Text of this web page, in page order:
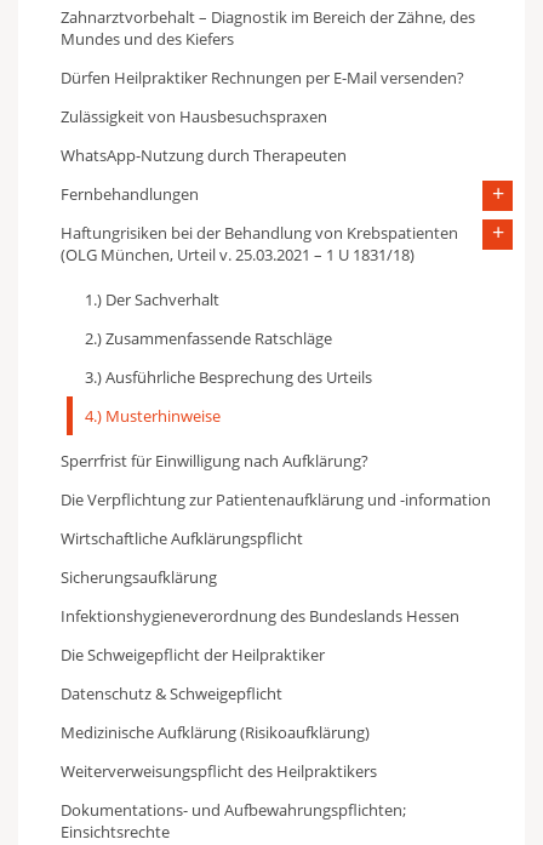
Zahnarztvorbehalt – Diagnostik im Bereich der Zähne, des
Mundes und des Kiefers
Dürfen Heilpraktiker Rechnungen per E-Mail versenden?
Zulässigkeit von Hausbesuchspraxen
WhatsApp-Nutzung durch Therapeuten
Fernbehandlungen
Haftungrisiken bei der Behandlung von Krebspatienten
(OLG München, Urteil v. 25.03.2021 – 1 U 1831/18)
1.) Der Sachverhalt
2.) Zusammenfassende Ratschläge
3.) Ausführliche Besprechung des Urteils
4.) Musterhinweise
Sperrfrist für Einwilligung nach Aufklärung?
Die Verpflichtung zur Patientenaufklärung und -information
Wirtschaftliche Aufklärungspflicht
Sicherungsaufklärung
Infektionshygieneverordnung des Bundeslands Hessen
Die Schweigepflicht der Heilpraktiker
Datenschutz & Schweigepflicht
Medizinische Aufklärung (Risikoaufklärung)
Weiterverweisungspflicht des Heilpraktikers
Dokumentations- und Aufbewahrungspflichten;
Einsichtsrechte